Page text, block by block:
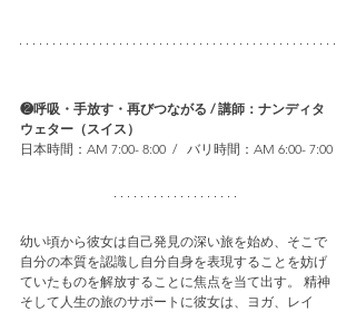
❷呼吸・手放す・再びつながる / 講師：ナンディタ
ウェター（スイス）
日本時間：AM 7:00- 8:00  /   バリ時間：AM 6:00- 7:00
幼い頃から彼女は自己発見の深い旅を始め、そこで
自分の本質を認識し自分自身を表現することを妨げ
ていたものを解放することに焦点を当て出す。 精神
そして人生の旅のサポートに彼女は、ヨガ、レイ